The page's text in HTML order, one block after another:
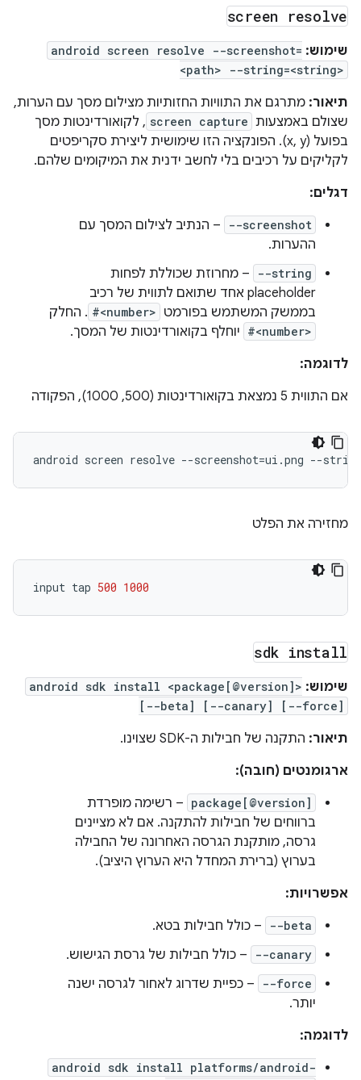
screen resolve
שימוש: android screen resolve --screenshot=
<path> --string=<string>
תיאור: מתרגם את התוויות החזותיות מצילום מסך עם הערות,
שצולם באמצעות screen capture , לקואורדינטות מסך
בפועל (x, y). הפונקציה הזו שימושית ליצירת סקריפטים
לקליקים על רכיבים בלי לחשב ידנית את המיקומים שלהם.
דגלים:
--screenshot
– הנתיב לצילום המסך עם
ההערות.
--string
– מחרוזת שכוללת לפחות
placeholder אחד שתואם לתווית של רכיב
בממשק המשתמש בפורמט #<number> . החלק
#<number> יוחלף בקואורדינטות של המסך.
לדוגמה:
אם התווית 5 נמצאת בקואורדינטות (500, 1000), הפקודה
android screen resolve --screenshot=ui.png --string
מחזירה את הפלט
input tap 500 1000
sdk install
שימוש: android sdk install <package[@version]>
[--beta] [--canary] [--force]
תיאור: התקנה של חבילות ה-SDK שצוינו.
ארגומנטים (חובה):
package[@version] – רשימה מופרדת
ברווחים של חבילות להתקנה. אם לא מציינים
גרסה, מותקנת הגרסה האחרונה של החבילה
בערוץ (ברירת המחדל היא הערוץ היציב).
אפשרויות:
--beta – כולל חבילות בטא.
--canary – כולל חבילות של גרסת הגישוש.
--force
– כפיית שדרוג לאחור לגרסה ישנה
יותר.
לדוגמה:
android sdk install platforms/android-